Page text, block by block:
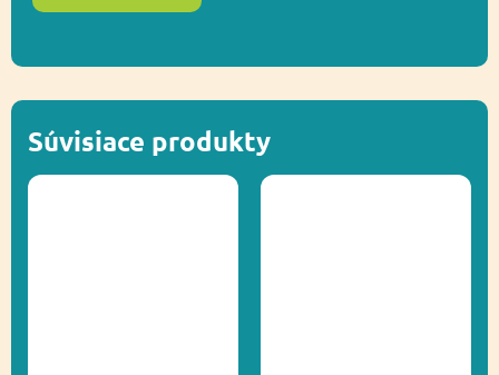
Súvisiace produkty